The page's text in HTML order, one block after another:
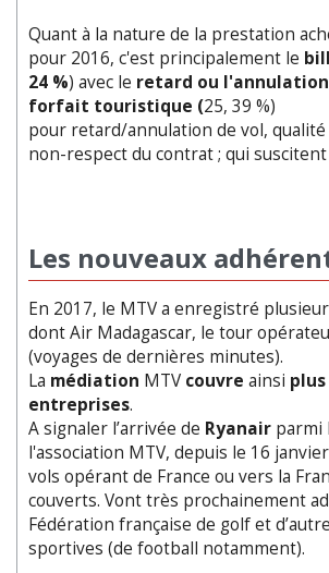
Quant à la nature de la prestation
pour 2016, c'est principalement le
24 %) avec le retard ou
forfait touristique (25, 39 %)
pour retard/annulation de vol,
non-respect du contrat ; qui suscitent
Les nouveaux
En 2017, le MTV a enregistré
dont Air Madagascar, le tour
(voyages de dernières minutes).
La médiation MTV couvre ainsi plus
entreprises.
A signaler l’arrivée de Ryanair parmi
l'association MTV, depuis le 16
vols opérant de France ou vers la
couverts. Vont très prochainement
Fédération française de golf et
sportives (de football notamment).